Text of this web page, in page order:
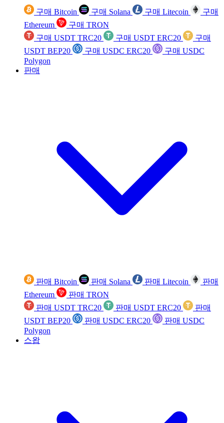
구매 Bitcoin 구매 Solana 구매 Litecoin
구매
Ethereum
구매 TRON
구매 USDT TRC20
구매 USDT ERC20
구매
USDT BEP20
구매 USDC ERC20
구매 USDC
Polygon
판매
판매 Bitcoin 판매 Solana 판매 Litecoin
판매
Ethereum
판매 TRON
판매 USDT TRC20
판매 USDT ERC20
판매
USDT BEP20
판매 USDC ERC20
판매 USDC
Polygon
스왑